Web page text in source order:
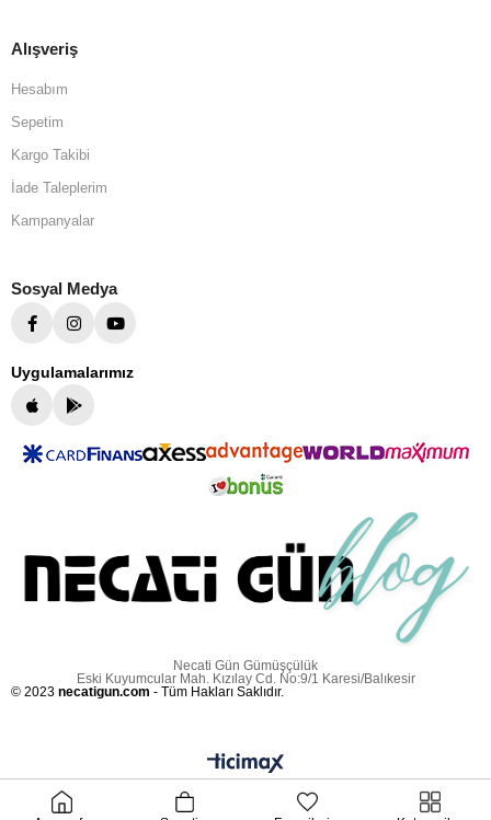
Alışveriş
Hesabım
Sepetim
Kargo Takibi
İade Taleplerim
Kampanyalar
Sosyal Medya
Uygulamalarımız
Necati Gün Gümüşçülük
Eski Kuyumcular Mah. Kızılay Cd. No:9/1 Karesi/Balıkesir
© 2023 necatigun.com - Tüm Hakları Saklıdır.